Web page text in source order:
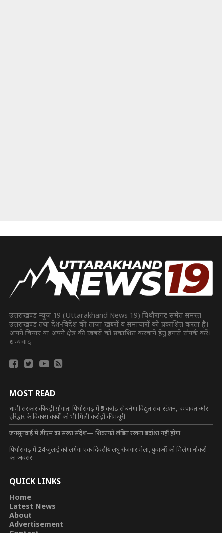
उत्तराखण्ड न्यूज़ 19 (Uttarakhand News 19) पिथौरागढ़ समेत समस्त
उत्तराखण्ड तथा देश-विदेश की ताज़ा ख़बरों व समाचारों को प्रकाशित करता है।
अपने विचार या अपने क्षेत्र की ख़बरों को प्रकाशित करवाने हेतु हमसे संपर्क करें।
धन्यवाद
MOST READ
धामी सरकार की बड़ी सौगात: पिथौरागढ़ में ₹5 करोड़ से बनेगा विद्युत सब-स्टेशन, चम्पावत और
हरिद्वार के विकास कार्यों को भी मिली करोड़ों की मंजूरी
जनसुनवाई में डीएम का सख्त संदेश— शिकायतें लंबित रखना बर्दाश्त नहीं होगा
पिथौरागढ़ में 24 जुलाई को लगेगा एक दिवसीय लघु रोजगार मेला, युवाओं को मिलेगा नौकरी
का अवसर
QUICK LINKS
Home
Latest News
About
Advertisement